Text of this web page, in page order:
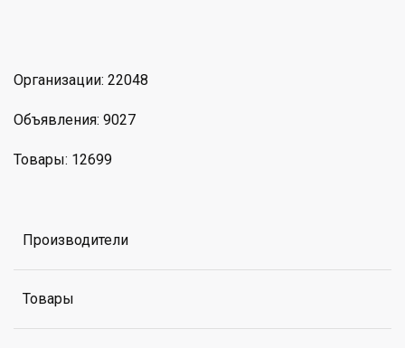
Организации: 22048
Объявления: 9027
Товары: 12699
Производители
Товары